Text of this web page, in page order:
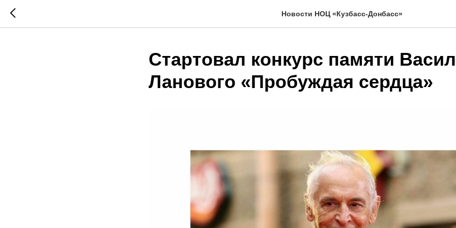
Новости НОЦ «Кузбасс-Донбасс»
Стартовал конкурс памяти
Ланового «Пробуждая сердца»